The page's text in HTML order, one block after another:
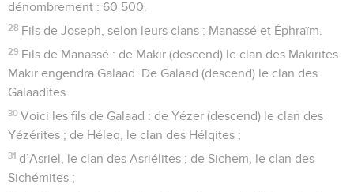
dénombrement : 60 500.
28 Fils de Joseph, selon leurs clans : Manassé et Éphraïm.
29 Fils de Manassé : de Makir (descend) le clan des Makirites.
Makir engendra Galaad. De Galaad (descend) le clan des
Galaadites.
30 Voici les fils de Galaad : de Yézer (descend) le clan des
Yézérites ; de Héleq, le clan des Hélqites ;
31 d’Asriel, le clan des Asriélites ; de Sichem, le clan des
Sichémites ;